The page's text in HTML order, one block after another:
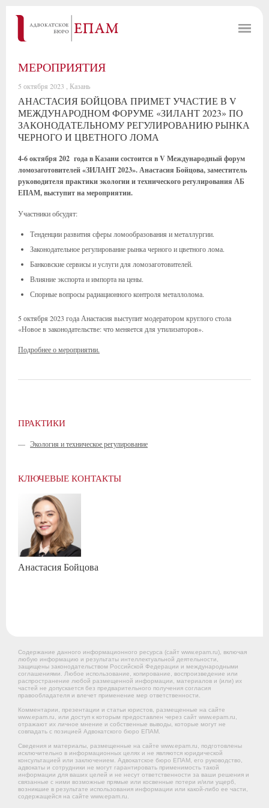
МЕРОПРИЯТИЯ
5 октября 2023 , Казань
АНАСТАСИЯ БОЙЦОВА ПРИМЕТ УЧАСТИЕ В V
МЕЖДУНАРОДНОМ ФОРУМЕ «ЗИЛАНТ 2023» ПО
ЗАКОНОДАТЕЛЬНОМУ РЕГУЛИРОВАНИЮ РЫНКА
ЧЕРНОГО И ЦВЕТНОГО ЛОМА
4-6 октября 202 года в Казани состоится в V Международный форум
ломозаготовителей «ЗИЛАНТ 2023». Анастасия Бойцова, заместитель
руководителя практики экологии и технического регулирования АБ
ЕПАМ, выступит на мероприятии.
Участники обсудят:
Тенденции развития сферы ломообразования и металлургии.
Законодательное регулирование рынка черного и цветного лома.
Банковские сервисы и услуги для ломозаготовителей.
Влияние экспорта и импорта на цены.
Спорные вопросы радиационного контроля металлолома.
5 октября 2023 года Анастасия выступит модератором круглого стола
«Новое в законодательстве: что меняется для утилизаторов».
Подробнее о мероприятии.
ПРАКТИКИ
— Экология и техническое регулирование
КЛЮЧЕВЫЕ КОНТАКТЫ
АнастасияБойцова
Содержание данного информационного ресурса (сайт www.epam.ru), включая
любую информацию и результаты интеллектуальной деятельности,
защищены законодательством Российской Федерации и международными
соглашениями. Любое использование, копирование, воспроизведение или
распространение любой размещенной информации, материалов и (или) их
частей не допускается без предварительного получения согласия
правообладателя и влечет применение мер ответственности.
Комментарии, презентации и статьи юристов, размещенные на сайте
www.epam.ru, или доступ к которым предоставлен через сайт www.epam.ru,
отражают их личное мнение и собственные выводы, которые могут не
совпадать с позицией Адвокатского бюро ЕПАМ.
Сведения и материалы, размещенные на сайте www.epam.ru, подготовлены
исключительно в информационных целях и не являются юридической
консультацией или заключением. Адвокатское бюро ЕПАМ, его руководство,
адвокаты и сотрудники не могут гарантировать применимость такой
информации для ваших целей и не несут ответственности за ваши решения и
связанные с ними возможные прямые или косвенные потери и/или ущерб,
возникшие в результате использования информации или какой-либо ее части,
содержащейся на сайте www.epam.ru.